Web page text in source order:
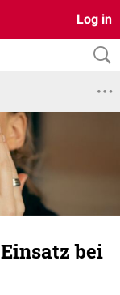
Log in
bei